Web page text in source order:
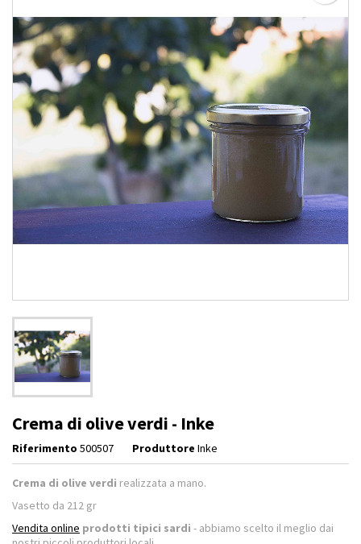
Crema di olive verdi - Inke
Riferimento 500507 Produttore Inke
Crema di olive verdi realizzata a mano.
Vasetto da 212 gr
Vendita online prodotti tipici sardi - abbiamo scelto il meglio dai